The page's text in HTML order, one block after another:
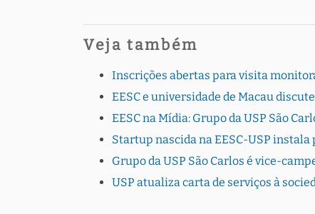
Veja também
Inscrições abertas para visita
EESC e universidade de Macau
EESC na Mídia: Grupo da USP São
Startup nascida na EESC-USP
Grupo da USP São Carlos é vice-
USP atualiza carta de serviços à